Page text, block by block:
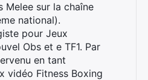
Melee sur la chaîne
national).
pour Jeux
Obs et e TF1. Par
en tant
vidéo Fitness Boxing